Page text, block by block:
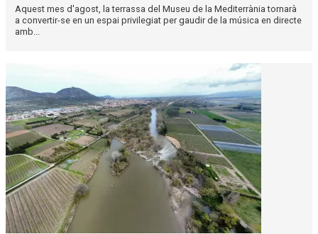
Aquest mes d'agost, la terrassa del Museu de la Mediterrània tornarà
a convertir-se en un espai privilegiat per gaudir de la música en directe
amb...